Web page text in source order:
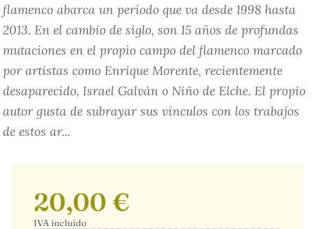
flamenco abarca un periodo que va desde 1998 hasta
2013. En el cambio de siglo, son 15 años de profundas
mutaciones en el propio campo del flamenco marcado
por artistas como Enrique Morente, recientemente
desaparecido, Israel Galván o Niño de Elche. El propio
autor gusta de subrayar sus vínculos con los trabajos
de estos ar...
20,00 €
IVA incluido